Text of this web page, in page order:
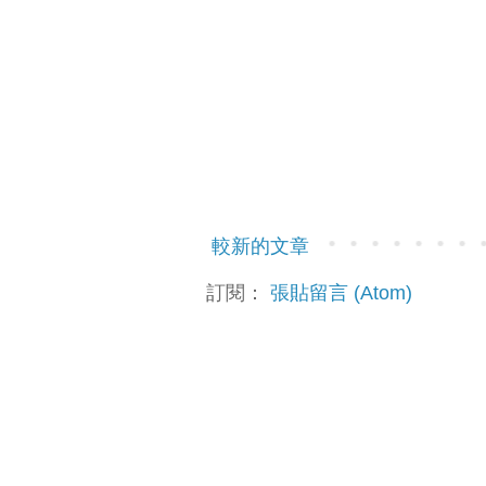
較新的文章
訂閱： 張貼留言 (Atom)